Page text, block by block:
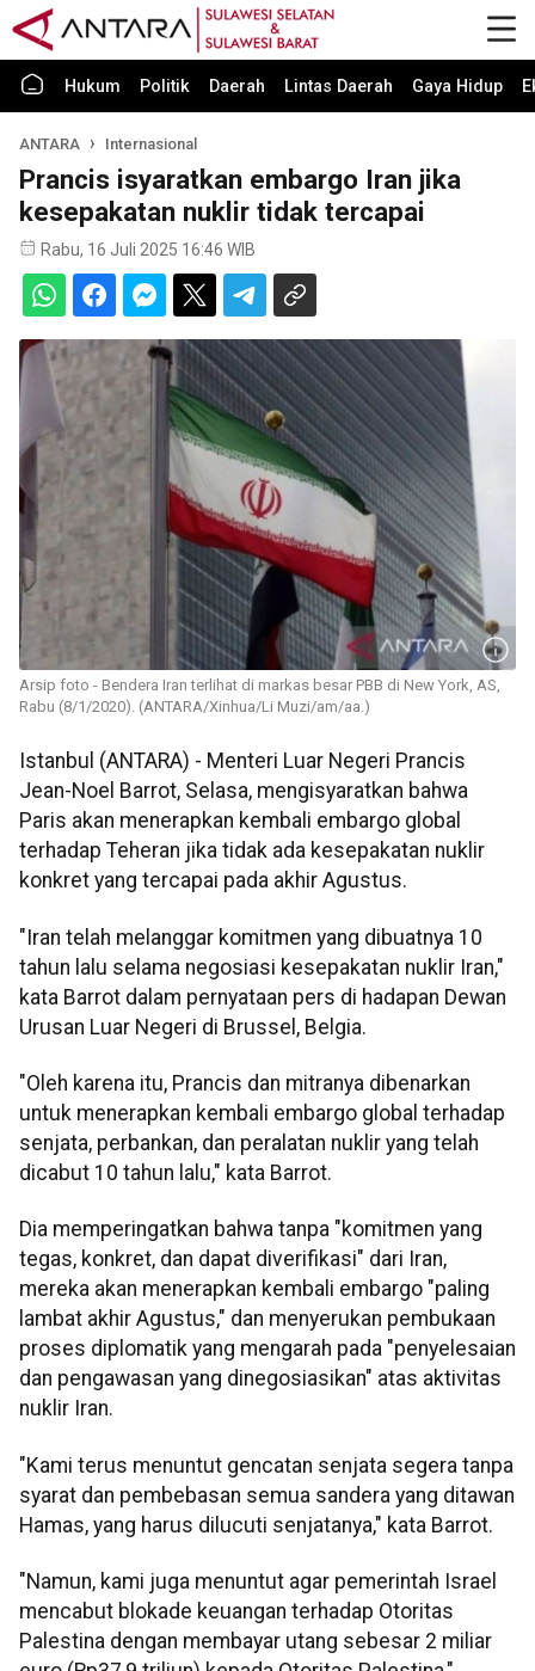
Hukum Politik Daerah Lintas Daerah Gaya Hidup
ANTARA Internasional
Prancis isyaratkan embargo Iran jika
kesepakatan nuklir tidak tercapai
Rabu, 16 Juli 2025 16:46 WIB
Arsip foto - Bendera Iran terlihat di markas besar PBB di New York, AS,
Rabu (8/1/2020). (ANTARA/Xinhua/Li Muzi/am/aa.)
Istanbul (ANTARA) - Menteri Luar Negeri Prancis
Jean-Noel Barrot, Selasa, mengisyaratkan bahwa
Paris akan menerapkan kembali embargo global
terhadap Teheran jika tidak ada kesepakatan nuklir
konkret yang tercapai pada akhir Agustus.
"Iran telah melanggar komitmen yang dibuatnya 10
tahun lalu selama negosiasi kesepakatan nuklir Iran,"
kata Barrot dalam pernyataan pers di hadapan Dewan
Urusan Luar Negeri di Brussel, Belgia.
"Oleh karena itu, Prancis dan mitranya dibenarkan
untuk menerapkan kembali embargo global terhadap
senjata, perbankan, dan peralatan nuklir yang telah
dicabut 10 tahun lalu," kata Barrot.
Dia memperingatkan bahwa tanpa "komitmen yang
tegas, konkret, dan dapat diverifikasi" dari Iran,
mereka akan menerapkan kembali embargo "paling
lambat akhir Agustus," dan menyerukan pembukaan
proses diplomatik yang mengarah pada "penyelesaian
dan pengawasan yang dinegosiasikan" atas aktivitas
nuklir Iran.
"Kami terus menuntut gencatan senjata segera tanpa
syarat dan pembebasan semua sandera yang ditawan
Hamas, yang harus dilucuti senjatanya," kata Barrot.
"Namun, kami juga menuntut agar pemerintah Israel
mencabut blokade keuangan terhadap Otoritas
Palestina dengan membayar utang sebesar 2 miliar